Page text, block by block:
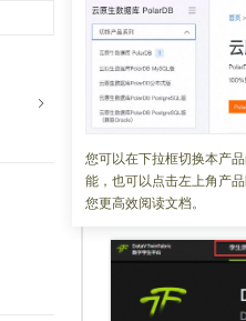
您可以在下拉框切换本产
能，也可以点击左上角产
您更高效阅读文档。
功能介绍
更新时间： 2024-09-
数字孪生仿真
大模型
文本生成
Qwen3.8-Max HOT
智能体时代全能旗舰模型
能看、能想、能动手的多
Qwen3-VL-Plus
大模型服务与应用平台
千问大模型
多元化、高性能、安全可
无影云电脑
随时随地安全接入的云上
云解析DNS
云原生大数据计算服务
面向分析的企业级SaaS
企业级Agent产品，直接
Agency Agents：拥有
HappyHorse 打造一站
快速拥有专属 OpenClaw
云服务器38元/年起，超值
官方推荐返现计划
推荐新用户得奖励，单订
云工开物
高校专属算力普惠，学生
免费试用
解决方案免费试用 新老
最高领取价值200元试用
云上成本管理
管理和优化成本
多端小程序
Salesforce 国际版订阅
友盟天域
观测云
Tuya 物联网平台阿里云
电子合同
咨询伙伴
销售伙伴合作计划
Salesforce On Alibaba
Consulting Partner 合作
AI 大模型销售与服务生
售后服务
自助服务
工单服务
短信专区
技术领先
稳定可靠
安全合规
分析师报告
研究报告与白皮书
天池大赛
AI 算法大赛